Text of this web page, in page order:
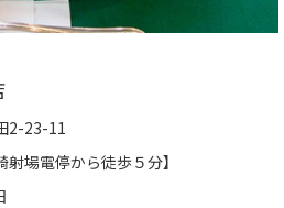
2-23-11
射場電停から徒歩５分】